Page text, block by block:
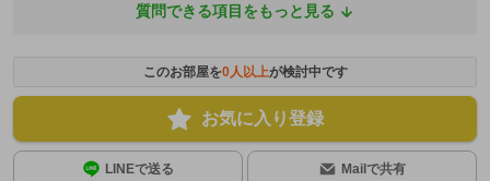
質問できる項目をもっと見る
このお部屋を0人以上が検討中です
お気に入り登録
LINEで送る Mailで共有